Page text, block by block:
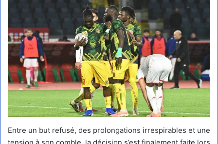
Entre un but refusé, des prolongations irrespirables et une